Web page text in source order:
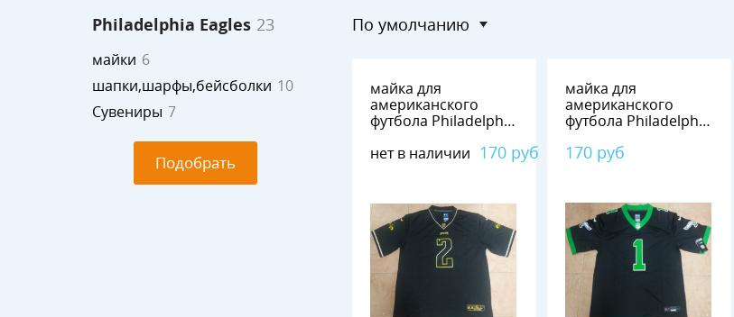
Philadelphia Eagles 23
майки 6
шапки,шарфы,бейсболки 10
Сувениры 7
по умолчанию
Подобрать
майка для
американского
футбола Philadelphia
нет в наличии 170 руб
майка для
американского
футбола Philadelphia
170 руб